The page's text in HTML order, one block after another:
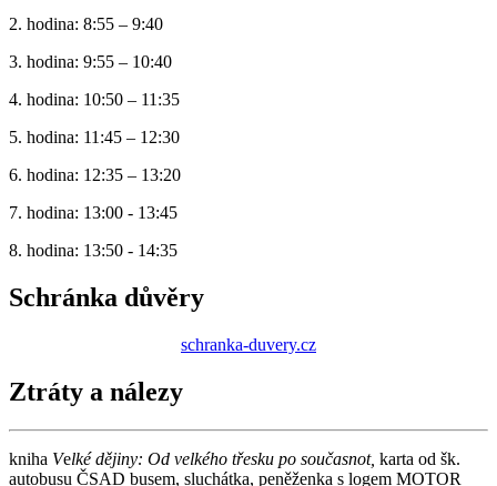
2. hodina: 8:55 – 9:40
3. hodina: 9:55 – 10:40
4. hodina: 10:50 – 11:35
5. hodina: 11:45 – 12:30
6. hodina: 12:35 – 13:20
7. hodina: 13:00 - 13:45
8. hodina: 13:50 - 14:35
Schránka důvěry
schranka-duvery.cz
Ztráty a nálezy
kniha Velké dějiny: Od velkého třesku po současnot, karta od šk.
autobusu ČSAD busem, sluchátka, peněženka s logem MOTOR